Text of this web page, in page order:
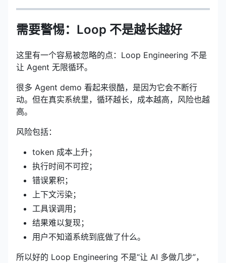
需要警惕：Loop 不是越长越好
这里有一个容易被忽略的点：Loop Engineering 不是
让 Agent 无限循环。
很多 Agent demo 看起来很酷，是因为它会不断行
动。但在真实系统里，循环越长，成本越高，风险也越
高。
风险包括：
token 成本上升；
执行时间不可控；
错误累积；
上下文污染；
工具误调用；
结果难以复现；
用户不知道系统到底做了什么。
所以好的 Loop Engineering 不是“让 AI 多做几步”，